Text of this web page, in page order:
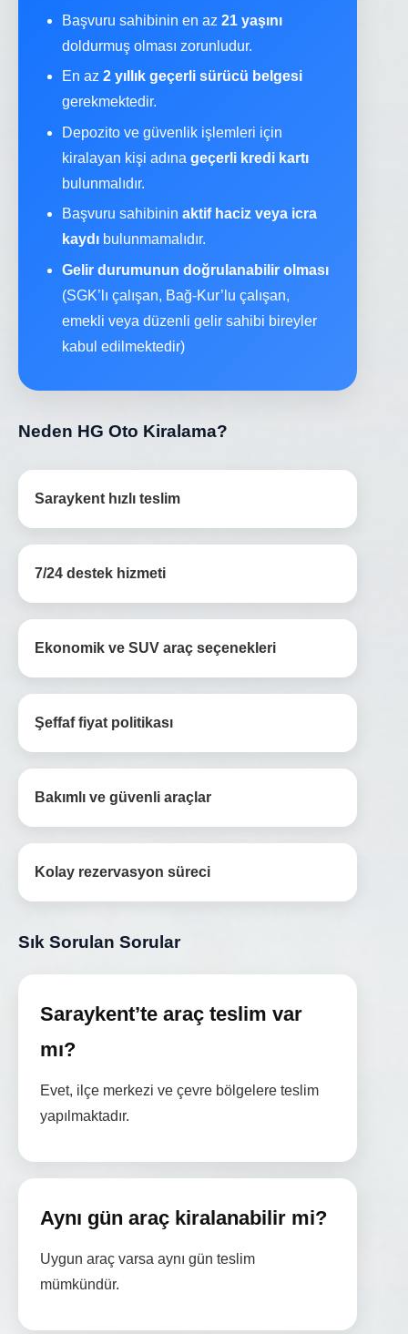
Başvuru sahibinin en az 21 yaşını
doldurmuş olması zorunludur.
En az 2 yıllık geçerli sürücü belgesi
gerekmektedir.
Depozito ve güvenlik işlemleri için
kiralayan kişi adına geçerli kredi kartı
bulunmalıdır.
Başvuru sahibinin aktif haciz veya icra
kaydı bulunmamalıdır.
Gelir durumunun doğrulanabilir olması
(SGK’lı çalışan, Bağ-Kur’lu çalışan,
emekli veya düzenli gelir sahibi bireyler
kabul edilmektedir)
Neden HG Oto Kiralama?
Saraykent hızlı teslim
7/24 destek hizmeti
Ekonomik ve SUV araç seçenekleri
Şeffaf fiyat politikası
Bakımlı ve güvenli araçlar
Kolay rezervasyon süreci
Sık Sorulan Sorular
Saraykent’te araç teslim var
mı?
Evet, ilçe merkezi ve çevre bölgelere teslim
yapılmaktadır.
Aynı gün araç kiralanabilir mi?
Uygun araç varsa aynı gün teslim
mümkündür.